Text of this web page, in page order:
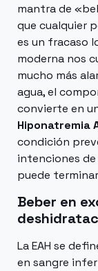
mantra de
que cualquier
es un fracaso
moderna nos
mucho más
agua, el
convierte en
Hiponatremia
condición
intenciones
puede
Beber en
La EAH se
en sangre